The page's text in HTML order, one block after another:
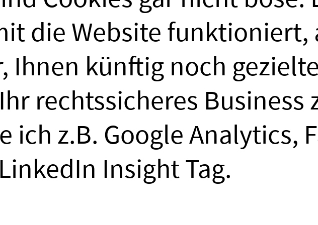
bereits
spricht grundsätzlich
als weitere
die Website funktioniert,
Ihnen künftig noch
rechtssicheres Business
ich z.B. Google Analytics,
Insight Tag.